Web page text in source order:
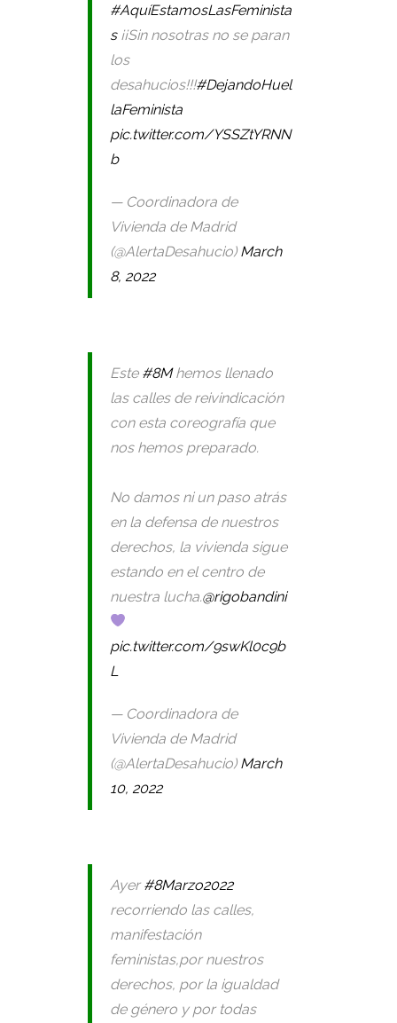
#AquíEstamosLasFeminista
s¡¡Sin nosotras no se paran
los
desahucios!!!#DejandoHuel
laFeminista
pic.twitter.com/YSSZtYRNN
b
— Coordinadora de
Vivienda de Madrid
(@AlertaDesahucio) March
8, 2022
Este #8Mhemos llenado
las calles de reivindicación
con esta coreografía que
nos hemos preparado.
No damos ni un paso atrás
en la defensa de nuestros
derechos, la vivienda sigue
estando en el centro de
nuestra lucha.@rigobandini
pic.twitter.com/9swKl0c9b
L
— Coordinadora de
Vivienda de Madrid
(@AlertaDesahucio) March
10, 2022
Ayer #8Marzo2022
recorriendo las calles,
manifestación
feministas,por nuestros
derechos, por la igualdad
de género y por todas